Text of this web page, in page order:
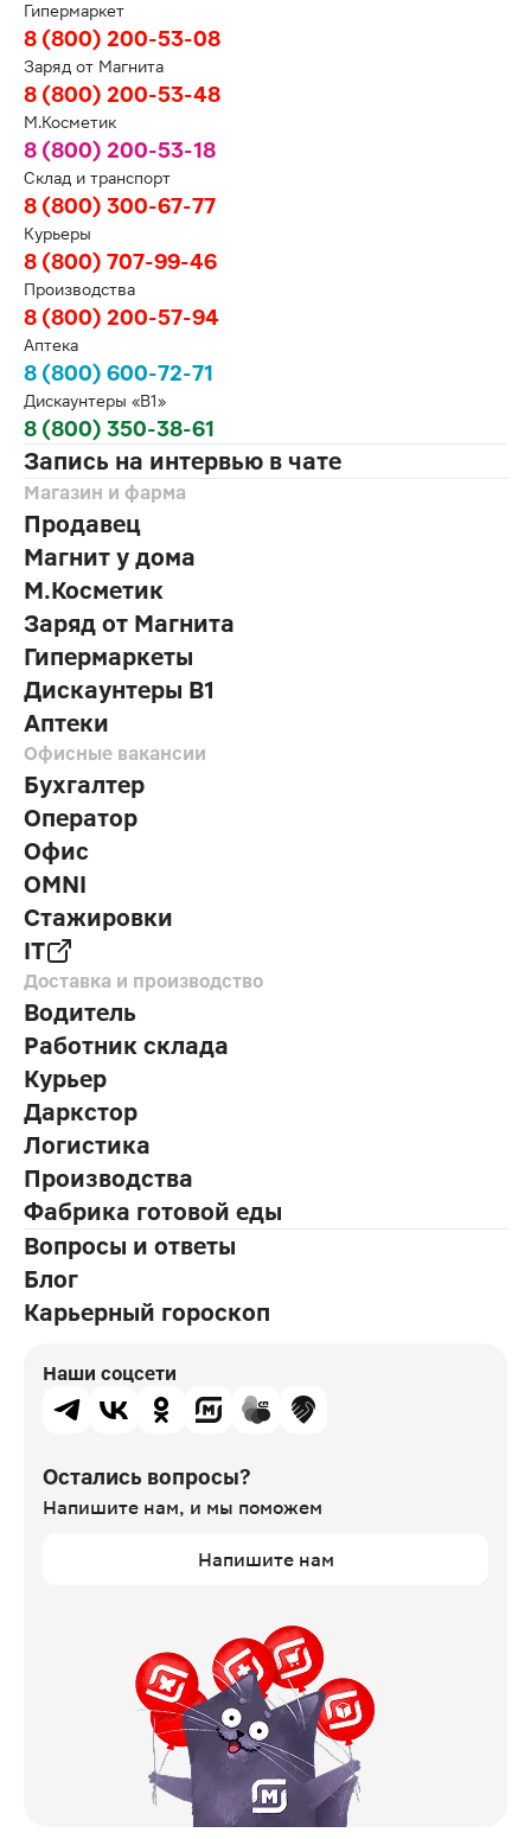
Гипермаркет
8 (800) 200-53-08
Заряд от Магнита
8 (800) 200-53-48
М.Косметик
8 (800) 200-53-18
Склад и транспорт
8 (800) 300-67-77
Курьеры
8 (800) 707-99-46
Производства
8 (800) 200-57-94
Аптека
8 (800) 600-72-71
Дискаунтеры «В1»
8 (800) 350-38-61
Запись на интервью в чате
Магазин и фарма
Продавец
Магнит у дома
М.Косметик
Заряд от Магнита
Гипермаркеты
Дискаунтеры В1
Аптеки
Офисные вакансии
Бухгалтер
Оператор
Офис
OMNI
Стажировки
IT
Доставка и производство
Водитель
Работник склада
Курьер
Даркстор
Логистика
Производства
Фабрика готовой еды
Вопросы и ответы
Блог
Карьерный гороскоп
Наши соцсети
Остались вопросы?
Напишите нам, и мы поможем
Напишите нам